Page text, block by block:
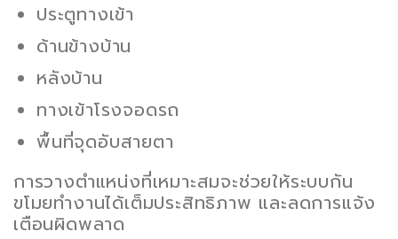
ประตูทางเข้า
ด้านข้างบ้าน
หลังบ้าน
ทางเข้าโรงจอดรถ
พื้นที่จุดอับสายตา
การวางตำแหน่งที่เหมาะสมจะช่วยให้ระบบกัน
ขโมยทำงานได้เต็มประสิทธิภาพ และลดการแจ้ง
เตือนผิดพลาด